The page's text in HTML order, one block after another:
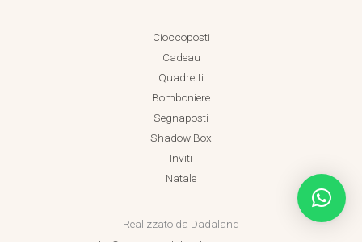
Cioccoposti
Cadeau
Quadretti
Bomboniere
Segnaposti
Shadow Box
Inviti
Natale
Realizzato da Dadaland
Copyright © 2026 Dadaland P.IVA 18038471001